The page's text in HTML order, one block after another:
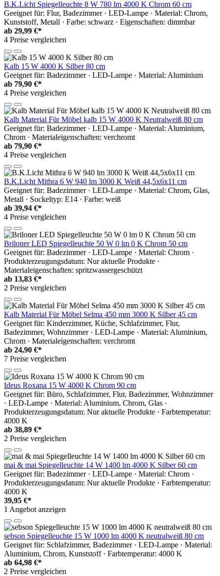
B.K.Licht Spiegelleuchte 8 W 780 lm 4000 K Chrom 60 cm
Geeignet für: Flur, Badezimmer · LED-Lampe · Material: Chrom,
Kunststoff, Metall · Farbe: schwarz · Eigenschaften: dimmbar
ab 29,99 €*
4 Preise vergleichen
Kalb 15 W 4000 K Silber 80 cm
Geeignet für: Badezimmer · LED-Lampe · Material: Aluminium
ab 79,90 €*
4 Preise vergleichen
Kalb Material Für Möbel kalb 15 W 4000 K Neutralweiß 80 cm
Geeignet für: Badezimmer · LED-Lampe · Material: Aluminium,
Chrom · Materialeigenschaften: verchromt
ab 79,90 €*
4 Preise vergleichen
B.K.Licht Mithra 6 W 940 lm 3000 K Weiß 44,5x6x11 cm
Geeignet für: Badezimmer · LED-Lampe · Material: Chrom, Glas,
Metall · Sockeltyp: E14 · Farbe: weiß
ab 39,94 €*
4 Preise vergleichen
Briloner LED Spiegelleuchte 50 W 0 lm 0 K Chrom 50 cm
Geeignet für: Badezimmer · LED-Lampe · Material: Chrom ·
Produkterzeugungsdatum: Nur aktuelle Produkte ·
Materialeigenschaften: spritzwassergeschützt
ab 13,83 €*
2 Preise vergleichen
Kalb Material Für Möbel Selma 450 mm 3000 K Silber 45 cm
Geeignet für: Kinderzimmer, Küche, Schlafzimmer, Flur,
Badezimmer, Wohnzimmer · LED-Lampe · Material: Aluminium,
Chrom · Materialeigenschaften: verchromt
ab 24,90 €*
7 Preise vergleichen
Ideus Roxana 15 W 4000 K Chrom 90 cm
Geeignet für: Büro, Schlafzimmer, Flur, Badezimmer, Wohnzimmer
· LED-Lampe · Material: Aluminium, Chrom, Glas ·
Produkterzeugungsdatum: Nur aktuelle Produkte · Farbtemperatur:
4000 K
ab 38,89 €*
2 Preise vergleichen
mai & mai Spiegelleuchte 14 W 1400 lm 4000 K Silber 60 cm
Geeignet für: Badezimmer · LED-Lampe · Material: Chrom ·
Produkterzeugungsdatum: Nur aktuelle Produkte · Farbtemperatur:
4000 K
39,95 €*
1 Angebot anzeigen
sebson Spiegelleuchte 15 W 1000 lm 4000 K neutralweiß 80 cm
Geeignet für: Schlafzimmer, Badezimmer · LED-Lampe · Material:
Aluminium, Chrom, Kunststoff · Farbtemperatur: 4000 K
ab 64,98 €*
2 Preise vergleichen